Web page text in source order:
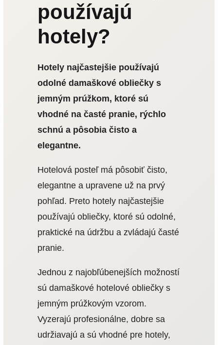
používajú
hotely?
Hotely najčastejšie používajú
odolné damaškové obliečky s
jemným prúžkom, ktoré sú
vhodné na časté pranie, rýchlo
schnú a pôsobia čisto a
elegantne.
Hotelová posteľ má pôsobiť čisto,
elegantne a upravene už na prvý
pohľad. Preto hotely najčastejšie
používajú obliečky, ktoré sú odolné,
praktické na údržbu a zvládajú časté
pranie.
Jednou z najobľúbenejších možností
sú damaškové hotelové obliečky s
jemným prúžkovým vzorom.
Vyzerajú profesionálne, dobre sa
udržiavajú a sú vhodné pre hotely,